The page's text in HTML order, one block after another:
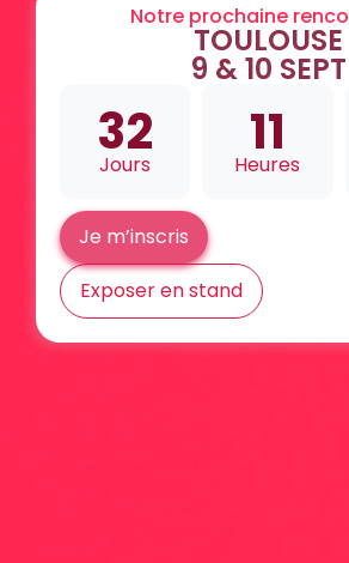
Notre prochaine
TOULOUSE
9 & 10 SEPT
32
Jours 11
Heures
Je m’inscris
Exposer en stand